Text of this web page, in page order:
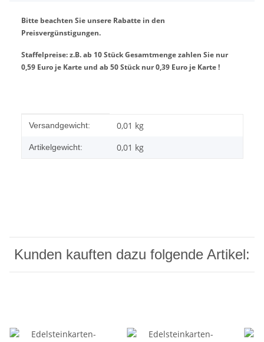
Bitte beachten Sie unsere Rabatte in den
Preisvergünstigungen.
Staffelpreise: z.B. ab 10 Stück Gesamtmenge zahlen Sie nur
0,59 Euro je Karte und ab 50 Stück nur 0,39 Euro je Karte !
Produkteigenschaft
Wert
Versandgewicht: 0,01 kg
Artikelgewicht: 0,01 kg
Kunden kauften dazu folgende Artikel: